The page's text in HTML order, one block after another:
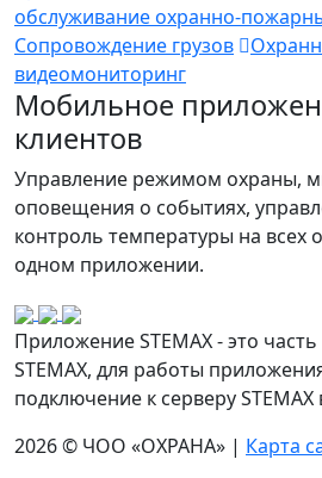
обслуживание охранно-
Сопровождение грузов
видеомониторинг
Мобильное
клиентов
Управление режимом охраны,
оповещения о событиях,
контроль температуры на всех
одном приложении.
Приложение STEMAX - это
STEMAX, для работы
подключение к серверу
2026 © ЧОО «ОХРАНА» | Карта